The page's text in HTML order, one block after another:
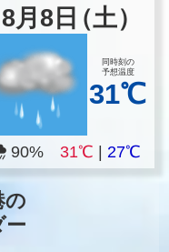
8月8 日（土）
同時刻の
予想温度
31℃
90% 31℃ |27℃
の
ー